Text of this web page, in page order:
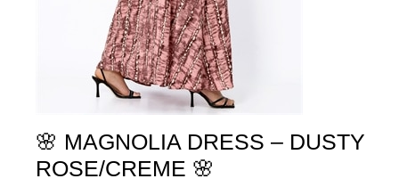
🌸 MAGNOLIA DRESS – DUSTY
ROSE/CREME 🌸